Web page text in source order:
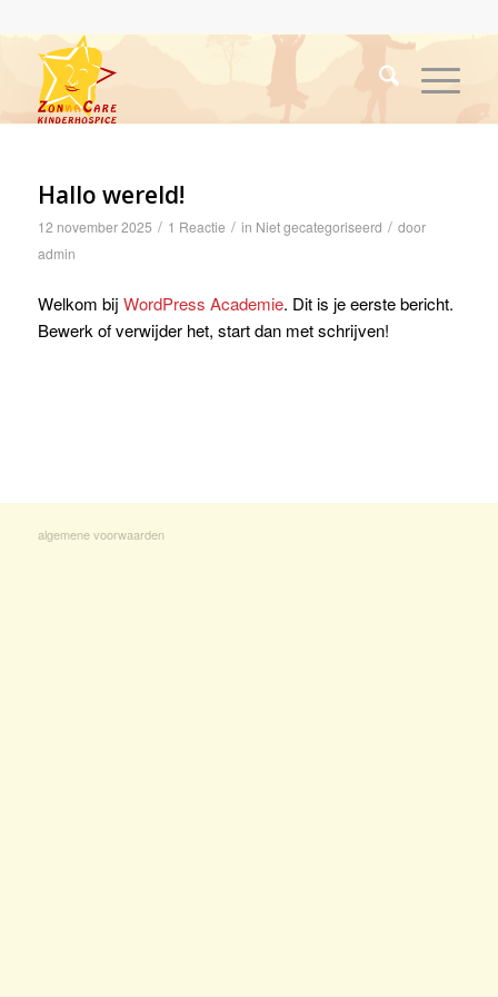
Hallo wereld!
12 november 2025 / 1 Reactie / in Niet gecategoriseerd / door
admin
Welkom bij WordPress Academie. Dit is je eerste bericht.
Bewerk of verwijder het, start dan met schrijven!
algemene voorwaarden